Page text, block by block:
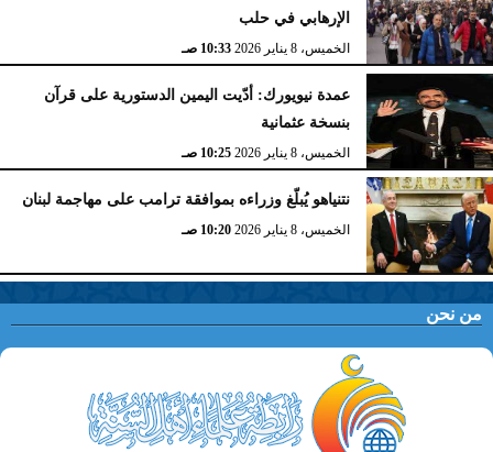
الإرهابي في حلب
الخميس، 8 يناير 2026 10:33 صـ
عمدة نيويورك: أدّيت اليمين الدستورية على قرآن
بنسخة عثمانية
الخميس، 8 يناير 2026 10:25 صـ
نتنياهو يُبلّغ وزراءه بموافقة ترامب على مهاجمة لبنان
الخميس، 8 يناير 2026 10:20 صـ
من نحن